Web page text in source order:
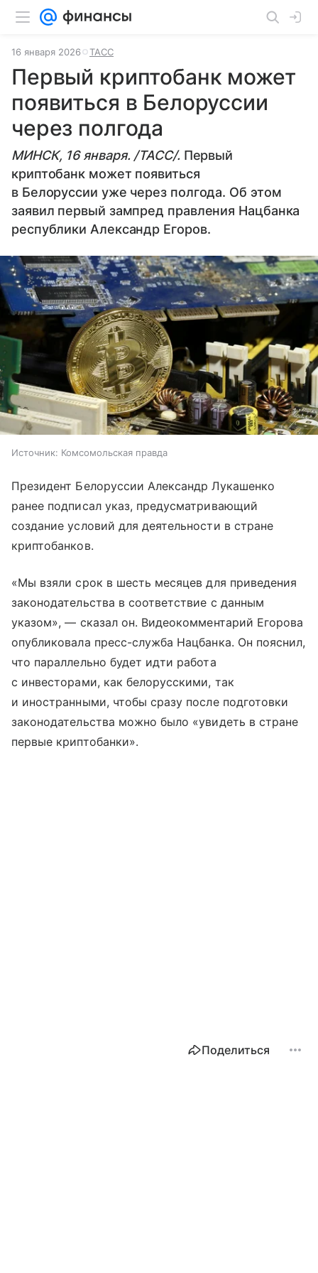
16 января 2026 ТАСС
Первый криптобанк может
появиться в Белоруссии
через полгода
МИНСК, 16 января. /ТАСС/. Первый
криптобанк может появиться
в Белоруссии уже через полгода. Об этом
заявил первый зампред правления Нацбанка
республики Александр Егоров.
Источник: Комсомольская правда
Президент Белоруссии Александр Лукашенко
ранее подписал указ, предусматривающий
создание условий для деятельности в стране
криптобанков.
«Мы взяли срок в шесть месяцев для приведения
законодательства в соответствие с данным
указом», — сказал он. Видеокомментарий Егорова
опубликовала пресс-служба Нацбанка. Он пояснил,
что параллельно будет идти работа
с инвесторами, как белорусскими, так
и иностранными, чтобы сразу после подготовки
законодательства можно было «увидеть в стране
первые криптобанки».
Поделиться